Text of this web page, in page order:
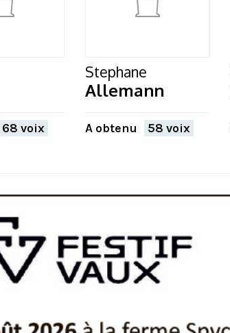
68 voix
Stephane
Allemann
A obtenu 58 voix